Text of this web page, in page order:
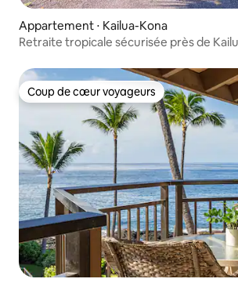
Appartement ⋅ Kailua-Kona
Retraite tropicale sécurisée près de
Coup de cœur voyageurs
Coup de cœur voyageurs